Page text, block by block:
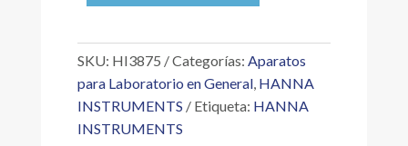
PARA
CLORO
INTERVALO
DE
0.0
SKU: HI3875 Categorías: Aparatos
para Laboratorio en General, HANNA
INSTRUMENTS
Etiqueta: HANNA
INSTRUMENTS